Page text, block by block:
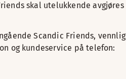
skal utelukkende avgjøres
Scandic Friends,
og kundeservice på telefon: